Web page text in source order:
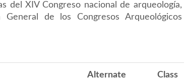
del XIV Congreso nacional de arqueología,
General de los Congresos Arqueológicos
Alternate
Class